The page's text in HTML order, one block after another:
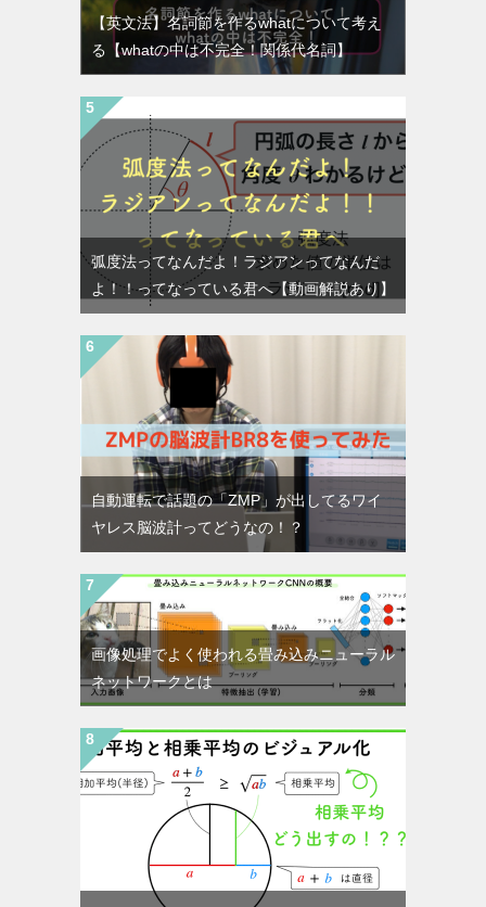
【英文法】名詞節を作るwhatについて考え
る【whatの中は不完全！関係代名詞】
弧度法ってなんだよ！ラジアンってなんだ
よ！！ってなっている君へ【動画解説あり】
自動運転で話題の「ZMP」が出してるワイ
ヤレス脳波計ってどうなの！？
画像処理でよく使われる畳み込みニューラル
ネットワークとは